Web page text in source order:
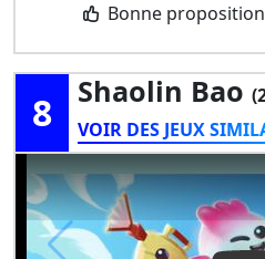
Bonne proposition
8 Shaolin Bao
VOIR DES JEUX